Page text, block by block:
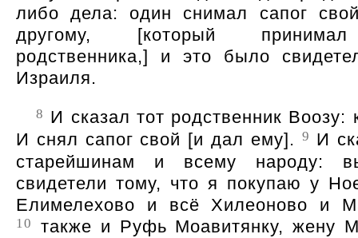
либо дела: один снимал сапог
другому, [который
родственника,] и это было
Израиля.
8 И сказал тот родственник Воозу:
И снял сапог свой [и дал ему]. 9 И
старейшинам и всему народу:
свидетели тому, что я покупаю у
Елимелехово и всё Хилеоново и
10
также и Руфь Моавитянку, жену